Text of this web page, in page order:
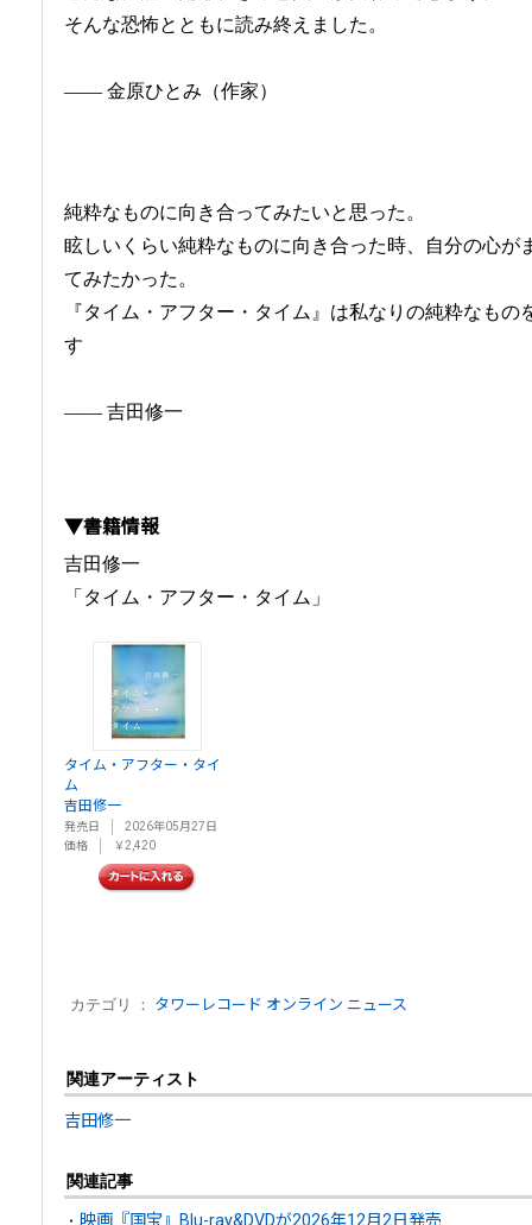
そんな恐怖とともに読み終えました。
―― 金原ひとみ（作家）
純粋なものに向き合ってみたいと思った。
眩しいくらい純粋なものに向き合った時、自分の心が
てみたかった。
『タイム・アフター・タイム』は私なりの純粋なも
す
―― 吉田修一
▼書籍情報
吉田修一
「タイム・アフター・タイム」
タイム・アフター・タイ
ム
吉田修一
発売日
2026年05月27日
価格
￥2,420
カテゴリ ： タワーレコード オンライン ニュース
関連アーティスト
吉田修一
関連記事
映画『国宝』Blu-ray&DVDが2026年12月2日発売